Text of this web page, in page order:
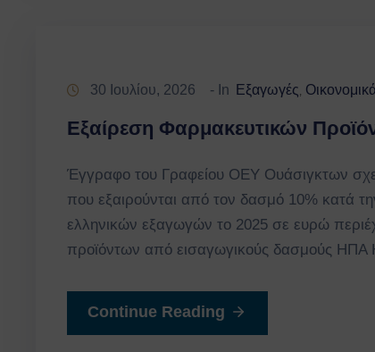
30 Ιουλίου, 2026 - In Εξαγωγές‚
Εξαίρεση Φαρμακευτικών
Έγγραφο του Γραφείου ΟΕΥ Ουάσιγκτων
που εξαιρούνται από τον δασμό 10% κατά
ελληνικών εξαγωγών το 2025 σε ευρώ
προϊόντων από εισαγωγικούς δασμούς ΗΠΑ
Continue Reading